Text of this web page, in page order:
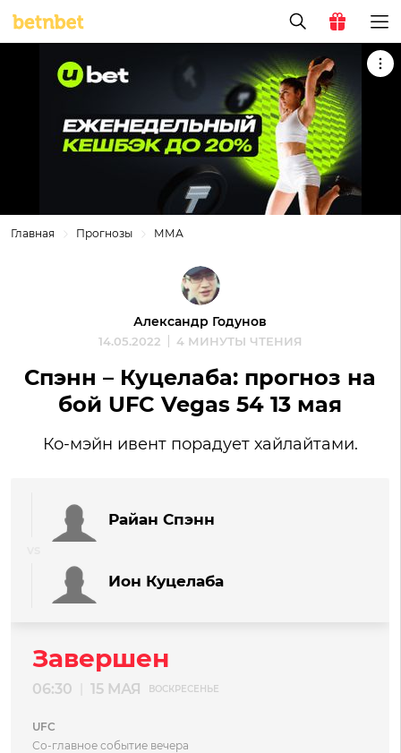
Главная Прогнозы ММА
Александр Годунов
14.05.2022 4 МИНУТЫ ЧТЕНИЯ
Спэнн – Куцелаба: прогноз на
бой UFC Vegas 54 13 мая
Ко-мэйн ивент порадует хайлайтами.
Райан Спэнн
Ион Куцелаба
Завершен
06:30 15 МАЯ ВОСКРЕСЕНЬЕ
UFC
Со-главное событие вечера